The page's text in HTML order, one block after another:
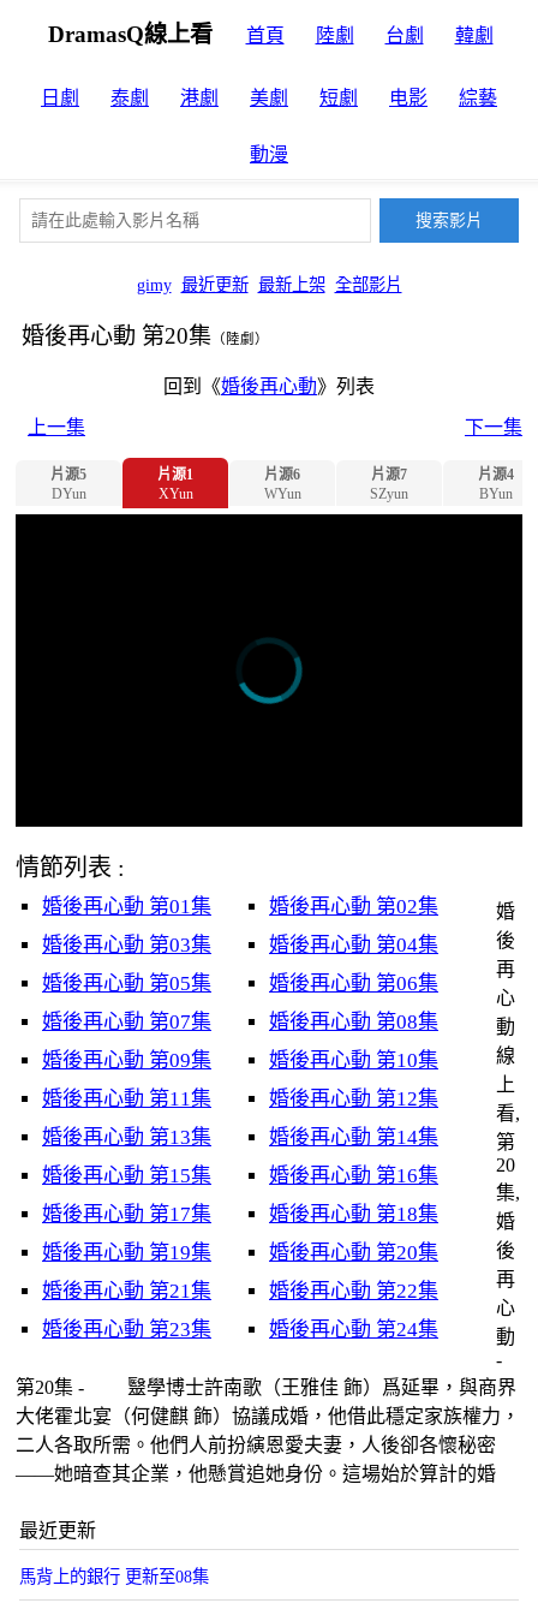
DramasQ線上看 首頁 陸劇 台劇 韓劇
日劇 泰劇 港劇 美劇 短劇 电影 綜藝
動漫
gimy 最近更新 最新上架 全部影片
婚後再心動 第20集 （陸劇）
回到《婚後再心動》列表
上一集
下一集
片源5
DYun
片源1
XYun
片源6
WYun
片源7
SZyun
片源4
BYun
情節列表 :
婚後再心動 第01集
婚後再心動 第02集
婚後再心動 第03集
婚後再心動 第04集
婚後再心動 第05集
婚後再心動 第06集
婚後再心動 第07集
婚後再心動 第08集
婚後再心動 第09集
婚後再心動 第10集
婚後再心動 第11集
婚後再心動 第12集
婚後再心動 第13集
婚後再心動 第14集
婚後再心動 第15集
婚後再心動 第16集
婚後再心動 第17集
婚後再心動 第18集
婚後再心動 第19集
婚後再心動 第20集
婚後再心動 第21集
婚後再心動 第22集
婚後再心動 第23集
婚後再心動 第24集
婚
後
再
心
動
線
上
看,
第
20
集,
婚
後
再
心
動
-
第20集 - 毉學博士許南歌（王雅佳 飾）爲延畢，與商界
大佬霍北宴（何健麒 飾）協議成婚，他借此穩定家族權力，
二人各取所需。他們人前扮縯恩愛夫妻，人後卻各懷秘密
——她暗查其企業，他懸賞追她身份。這場始於算計的婚
最近更新
馬背上的銀行 更新至08集